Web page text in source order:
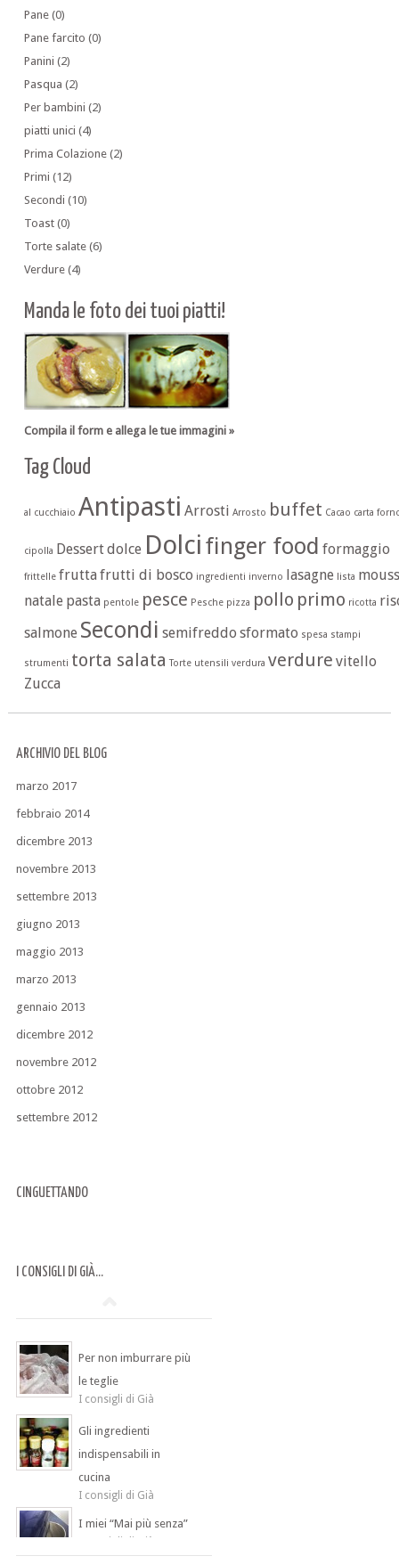
Pane(0)
Pane farcito (0)
Panini (2)
Pasqua (2)
Per bambini (2)
piatti unici (4)
Prima Colazione(2)
Primi (12)
Secondi (10)
Toast(0)
Torte salate(6)
Verdure(4)
Manda le foto dei tuoi piatti!
Compila il form e allega le tue immagini »
Tag Cloud
al cucchiaio Antipasti Arrosti Arrosto buffet Cacao carta
cipolla Dessertdolce Dolci finger food formaggio
frittelle frutta frutti di bosco ingredienti inverno lasagne lista
natale pasta pentole pesce Pesche pizza pollo primo ricotta
salmone Secondi semifreddo sformato spesa stampi
strumenti torta salata Torte utensili verdura verdure vitello
Zucca
ARCHIVIO DEL BLOG
marzo 2017
febbraio 2014
dicembre 2013
novembre 2013
settembre 2013
giugno 2013
maggio 2013
marzo 2013
gennaio 2013
dicembre 2012
novembre 2012
ottobre 2012
settembre 2012
CINGUETTANDO
I CONSIGLI DI GIÀ…
Per non imburrare più
le teglie
I consigli di Già
Gli ingredienti
indispensabili in
cucina
I consigli di Già
I miei “Mai più senza”